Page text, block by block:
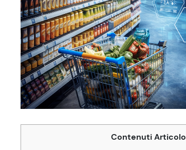
Contenuti Articolo